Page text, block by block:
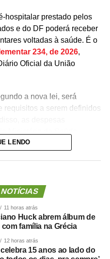
hospitalar prestado pelos
e do DF poderá receber
voltadas à saúde. É o
234, de 2026,
Oficial da União
a nova lei, será
requisitos a serem definidos
para pagamento de
pré-hospitalar.
Complementar (PLP)
Guilherme Derrite (PP-
senador Nelsinho Trad
LENDO
11 horas atrás
Huck abrem álbum de
família na Grécia
12 horas atrás
15 anos ao lado do